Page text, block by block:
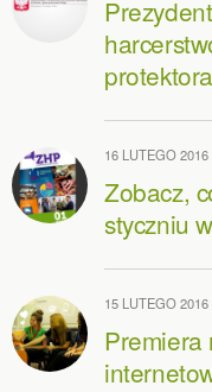
16 LUTEGO 2016
Zobacz,
styczniu
15 LUTEGO 2016
Premiera